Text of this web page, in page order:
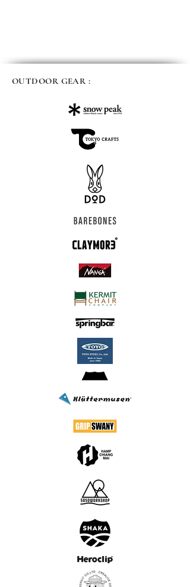
OUTDOOR GEAR :